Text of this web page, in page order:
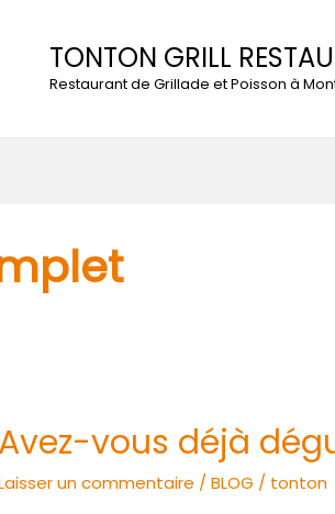
TONTON GRILL
Restaurant de Grillade et Poisson à
Avez-vous déjà
un commentaire /BLOG / tonton
Avez-
vous